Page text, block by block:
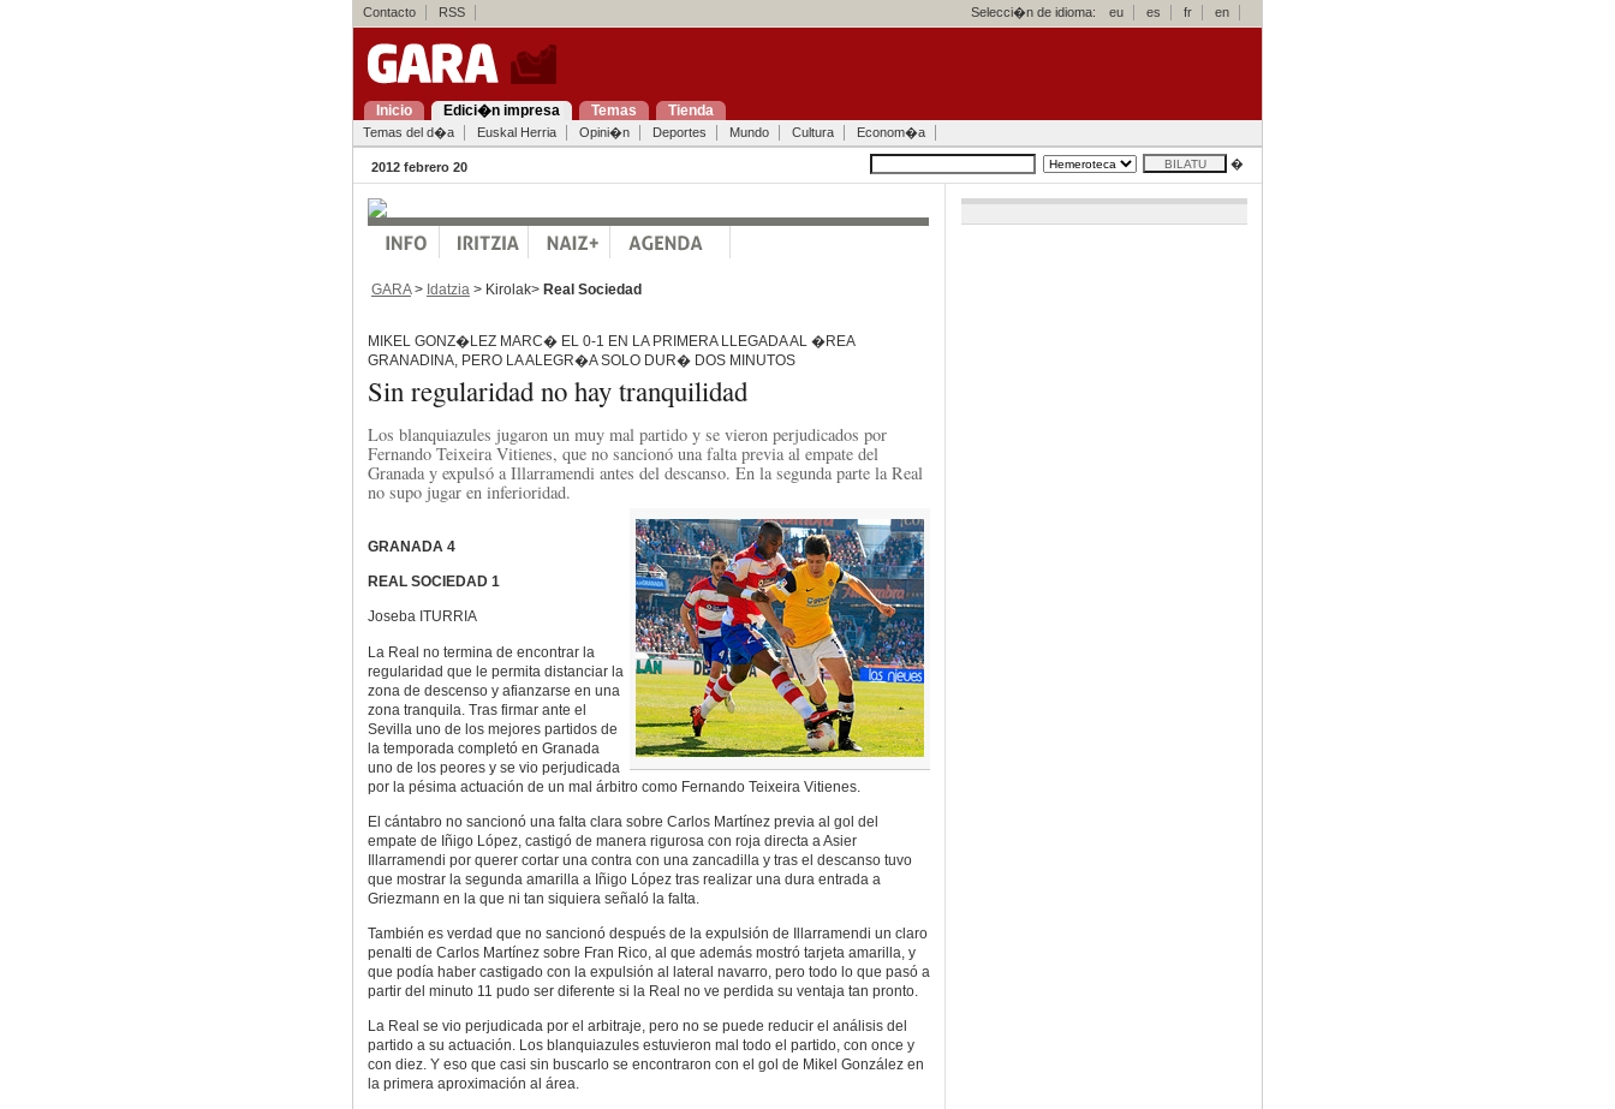
Contacto RSS Selecci�n de idioma: eu es fr en
Inicio Edici�n impresa Temas Tienda
Temas del d�a Euskal Herria Opini�n Deportes Mundo Cultura Econom�a
2012 febrero 20 �
GARA> Idatzia > Kirolak> Real Sociedad
MIKEL GONZ�LEZ MARC� EL 0-1 EN LA PRIMERA LLEGADA AL �REA
GRANADINA, PERO LA ALEGR�A SOLO DUR� DOS MINUTOS
Sin regularidad no hay tranquilidad
Los blanquiazules jugaron un muy mal partido y se vieron perjudicados por
Fernando Teixeira Vitienes, que no sancionó una falta previa al empate del
Granada y expulsó a Illarramendi antes del descanso. En la segunda parte la Real
no supo jugar en inferioridad.
GRANADA 4
REAL SOCIEDAD 1
Joseba ITURRIA
La Real no termina de encontrar la
regularidad que le permita distanciar la
zona de descenso y afianzarse en una
zona tranquila. Tras firmar ante el
Sevilla uno de los mejores partidos de
la temporada completó en Granada
uno de los peores y se vio perjudicada
por la pésima actuación de un mal árbitro como Fernando Teixeira Vitienes.
El cántabro no sancionó una falta clara sobre Carlos Martínez previa al gol del
empate de Iñigo López, castigó de manera rigurosa con roja directa a Asier
Illarramendi por querer cortar una contra con una zancadilla y tras el descanso tuvo
que mostrar la segunda amarilla a Iñigo López tras realizar una dura entrada a
Griezmann en la que ni tan siquiera señaló la falta.
También es verdad que no sancionó después de la expulsión de Illarramendi un claro
penalti de Carlos Martínez sobre Fran Rico, al que además mostró tarjeta amarilla, y
que podía haber castigado con la expulsión al lateral navarro, pero todo lo que pasó a
partir del minuto 11 pudo ser diferente si la Real no ve perdida su ventaja tan pronto.
La Real se vio perjudicada por el arbitraje, pero no se puede reducir el análisis del
partido a su actuación. Los blanquiazules estuvieron mal todo el partido, con once y
con diez. Y eso que casi sin buscarlo se encontraron con el gol de Mikel González en
la primera aproximación al área.